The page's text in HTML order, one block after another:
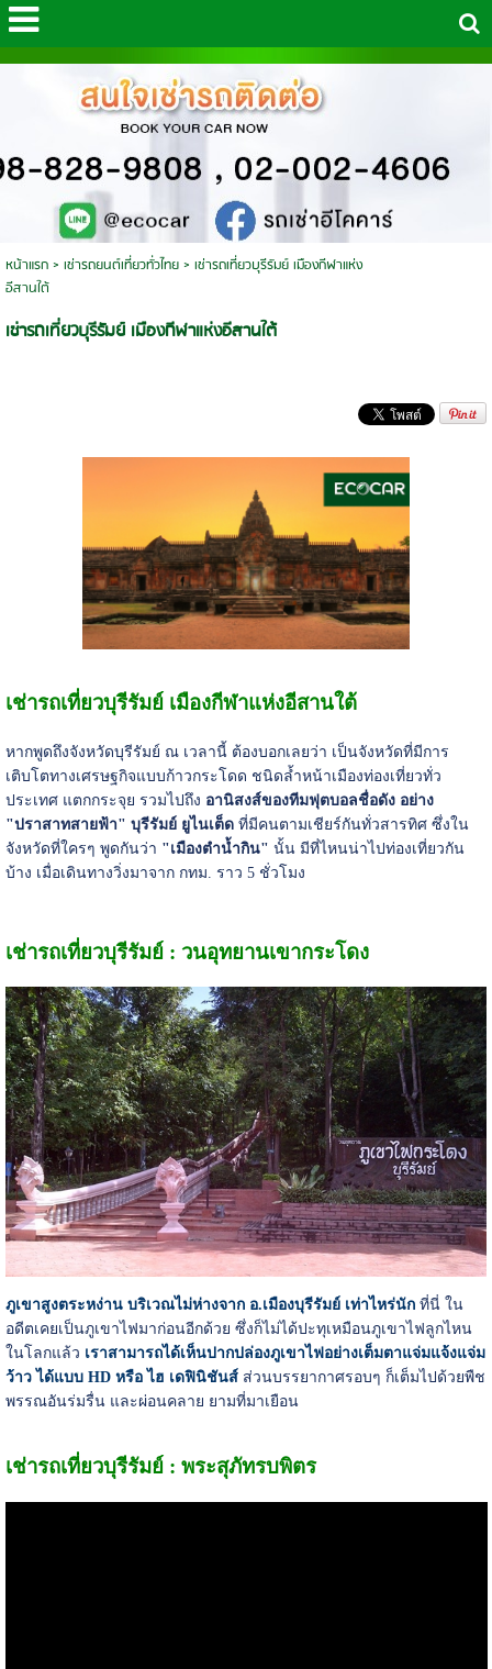
หน้าแรก> เช่ารถยนต์เที่ยวทั่วไทย> เช่ารถเที่ยวบุรีรัมย์ เมืองกีฬาแห่ง
อีสานใต้
เช่ารถเที่ยวบุรีรัมย์ เมืองกีฬาแห่งอีสานใต้
เช่ารถเที่ยวบุรีรัมย์ เมืองกีฬาแห่งอีสานใต้
หากพูดถึงจังหวัดบุรีรัมย์ ณ เวลานี้ ต้องบอกเลยว่า เป็นจังหวัดที่มีการ
เติบโตทางเศรษฐกิจแบบก้าวกระโดด ชนิดล้ำหน้าเมืองท่องเที่ยวทั่ว
ประเทศ แตกกระจุย รวมไปถึง อานิสงส์ของทีมฟุตบอลชื่อดัง อย่าง
"ปราสาทสายฟ้า" บุรีรัมย์ ยูไนเต็ดที่มีคนตามเชียร์กันทั่วสารทิศ ซึ่งใน
จังหวัดที่ใครๆ พูดกันว่า "เมืองตำน้ำกิน" นั้น มีที่ไหนน่าไปท่องเที่ยวกัน
บ้าง เมื่อเดินทางวิ่งมาจาก กทม. ราว 5 ชั่วโมง
เช่ารถเที่ยวบุรีรัมย์ : วนอุทยานเขากระโดง
ภูเขาสูงตระหง่าน บริเวณไม่ห่างจาก อ.เมืองบุรีรัมย์ เท่าไหร่นักที่นี่ ใน
อดีตเคยเป็นภูเขาไฟมาก่อนอีกด้วย ซึ่งก็ไม่ได้ปะทุเหมือนภูเขาไฟลูกไหน
ในโลกแล้ว เราสามารถได้เห็นปากปล่องภูเขาไฟอย่างเต็มตาแจ่มแจ้งแจ่ม
ว้าว ได้แบบ HD หรือ ไฮ เดฟินิชันส์ส่วนบรรยากาศรอบๆ ก็เต็มไปด้วยพืช
พรรณอันร่มรื่น และผ่อนคลาย ยามที่มาเยือน
เช่ารถเที่ยวบุรีรัมย์ : พระสุภัทรบพิตร